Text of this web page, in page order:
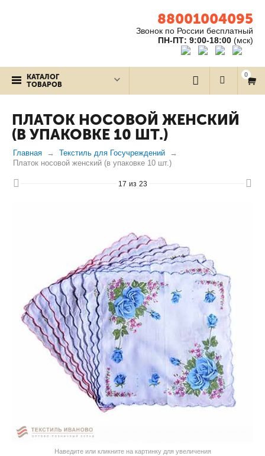
88001004095
Звонок по России бесплатный
ПН-ПТ: 9:00-18:00 (мск)
КАТАЛОГ
ТОВАРОВ
0
ПЛАТОК НОСОВОЙ ЖЕНСКИЙ
(В УПАКОВКЕ 10 ШТ.)
Главная
Текстиль для Госучреждений
Платок носовой женский (в упаковке 10 шт.)
17 из 23
Наведите или кликните на картинку для увеличения